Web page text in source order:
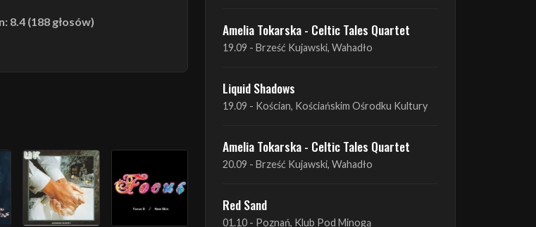
8.4 (188 głosów)
Liquid Shadows
19.09 - Kościan, Kościańskim Ośrodku Kultury
Amelia Tokarska - Celtic Tales Quartet
20.09 - Brześć Kujawski, Wahadło
Red Sand
01.10 - Poznań, Klub Pod Minogą
Haken